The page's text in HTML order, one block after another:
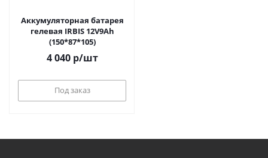
Аккумуляторная батарея
гелевая IRBIS 12V9Ah
(150*87*105)
4 040р/шт
Под заказ